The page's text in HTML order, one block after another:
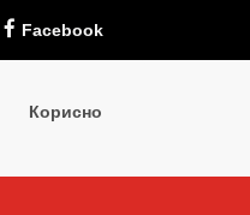
Facebook
Корисно